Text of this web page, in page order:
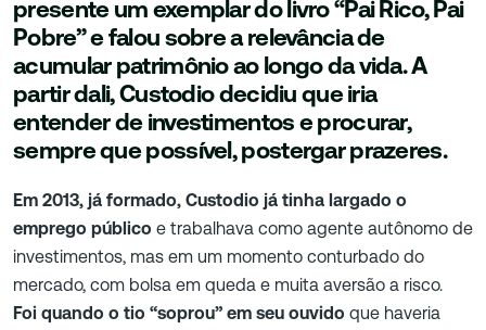
presente um exemplar do livro “Pai Rico, Pai
Pobre” e falou sobre a relevância de
acumular patrimônio ao longo da vida. A
partir dali, Custodio decidiu que iria
entender de investimentos e procurar,
sempre que possível, postergar prazeres.
Em 2013, já formado, Custodio já tinha largado o
emprego público e trabalhava como agente autônomo de
investimentos, mas em um momento conturbado do
mercado, com bolsa em queda e muita aversão a risco.
Foi quando o tio “soprou” em seu ouvido que haveria